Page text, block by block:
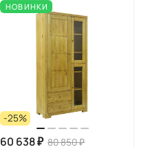
НОВИНКИ
-25%
60 638 ₽ 80 850 ₽